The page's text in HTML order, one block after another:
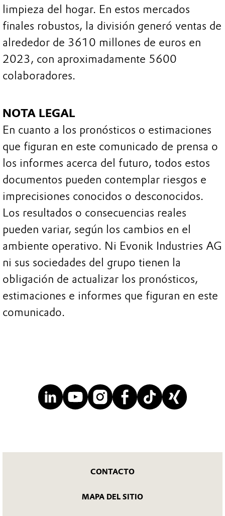
limpieza del hogar. En estos mercados
finales robustos, la división generó ventas de
alrededor de 3610 millones de euros en
2023, con aproximadamente 5600
colaboradores.
NOTA LEGAL
En cuanto a los pronósticos o estimaciones
que figuran en este comunicado de prensa o
los informes acerca del futuro, todos estos
documentos pueden contemplar riesgos e
imprecisiones conocidos o desconocidos.
Los resultados o consecuencias reales
pueden variar, según los cambios en el
ambiente operativo. Ni Evonik Industries AG
ni sus sociedades del grupo tienen la
obligación de actualizar los pronósticos,
estimaciones e informes que figuran en este
comunicado.
CONTACTO
MAPA DEL SITIO